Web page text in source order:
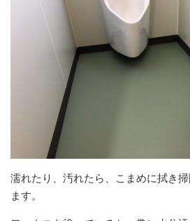
濡れたり、汚れたら、こまめに拭き
ます。